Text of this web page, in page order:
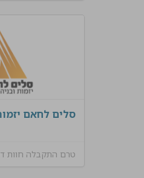
סלים לחאם
טרם התקבלה חוות